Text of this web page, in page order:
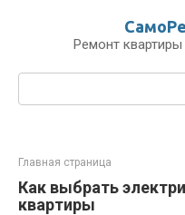
Ремонт
Поиск:
Главная страница
Как выбрать
квартиры